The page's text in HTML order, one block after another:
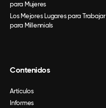
para Mujeres
Los Mejores Lugares para Trabajar
para Millennials
Contenidos
Artículos
Informes